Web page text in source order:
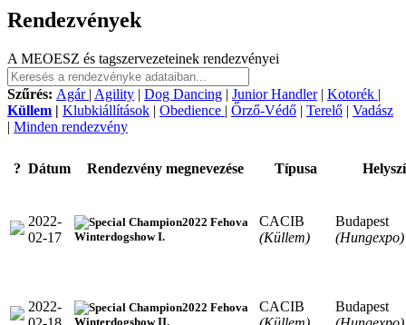
Rendezvények
A MEOESZ és tagszervezeteinek rendezvényei
Szűrés: Agár | Agility | Dog Dancing | Junior Handler| Kotorék |
Küllem | Klubkiállítások | Obedience | Őrző-Védő | Terelő | Vadász
| Minden rendezvény
? Dátum Rendezvény megnevezése Típusa
2022-
02-17
2022 Fehova
Winterdogshow I.
CACIB
(Küllem)
Budapest
(Hungexpo)
2022-
2022 Fehova
Winterdogshow II.
CACIB
Budapest